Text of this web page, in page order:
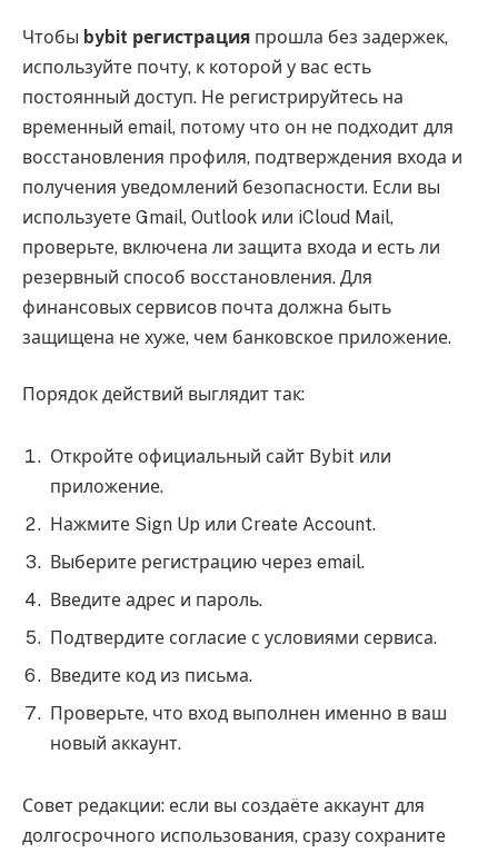
Чтобы bybit регистрация прошла без задержек,
используйте почту, к которой у вас есть
постоянный доступ. Не регистрируйтесь на
временный email, потому что он не подходит для
восстановления профиля, подтверждения входа и
получения уведомлений безопасности. Если вы
используете Gmail, Outlook или iCloud Mail,
проверьте, включена ли защита входа и есть ли
резервный способ восстановления. Для
финансовых сервисов почта должна быть
защищена не хуже, чем банковское приложение.
Порядок действий выглядит так:
Откройте официальный сайт Bybit или
приложение.
Нажмите Sign Up или Create Account.
Выберите регистрацию через email.
Введите адрес и пароль.
Подтвердите согласие с условиями сервиса.
Введите код из письма.
Проверьте, что вход выполнен именно в ваш
новый аккаунт.
Совет редакции: если вы создаёте аккаунт для
долгосрочного использования, сразу сохраните